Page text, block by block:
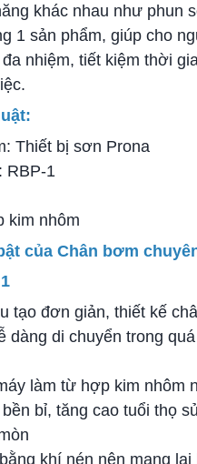
khác nhau như phun
1 sản phẩm, giúp cho
nhiệm, tiết kiệm thời
Thiết bị sơn Prona
RBP-1
kim nhôm
của Chân bơm
tạo đơn giản, thiết kế
dàng di chuyển trong
làm từ hợp kim nhôm
bỉ, tăng cao tuổi thọ
khí nén nên mang lại